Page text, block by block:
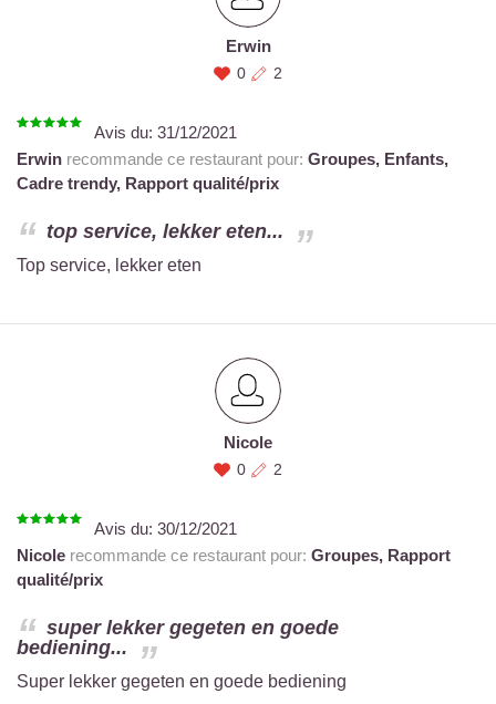
Erwin
0 2
Avis du: 31/12/2021
Erwin recommande ce restaurant pour: Groupes, Enfants,
Cadre trendy, Rapport qualité/prix
top service, lekker eten...
Top service, lekker eten
Nicole
0 2
Avis du: 30/12/2021
Nicole recommande ce restaurant pour: Groupes, Rapport
qualité/prix
super lekker gegeten en goede
bediening...
Super lekker gegeten en goede bediening